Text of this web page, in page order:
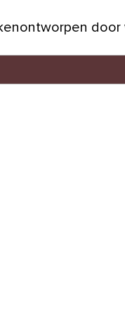
ontworpen door